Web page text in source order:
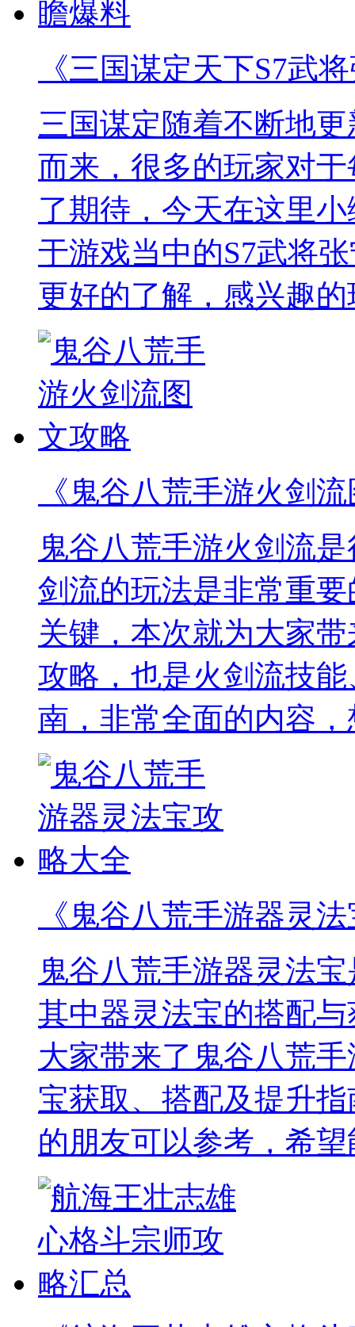
《三国谋定天下S7武
三国谋定随着不断地
而来，很多的玩家对
了期待，今天在这里
于游戏当中的S7武将
更好的了解，感兴趣
《鬼谷八荒手游火剑
鬼谷八荒手游火剑流
剑流的玩法是非常重
关键，本次就为大家
攻略，也是火剑流技
南，非常全面的内容
《鬼谷八荒手游器灵
鬼谷八荒手游器灵法
其中器灵法宝的搭配
大家带来了鬼谷八荒
宝获取、搭配及提升
的朋友可以参考，希